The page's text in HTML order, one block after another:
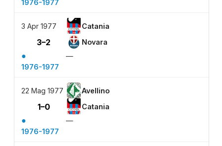
1976-1977
3 Apr 1977 Catania
3–2 Novara
●
—
1976-1977
22 Mag 1977 Avellino
1–0 Catania
●
—
1976-1977